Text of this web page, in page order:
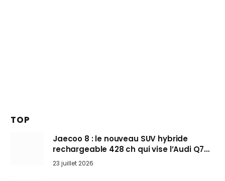
TOP
Jaecoo 8 : le nouveau SUV hybride
rechargeable 428 ch qui vise l’Audi Q7
arrive en Europe cet automne
23 juillet 2026